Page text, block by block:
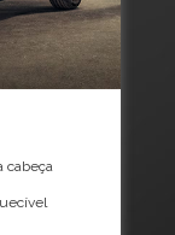
cabeça